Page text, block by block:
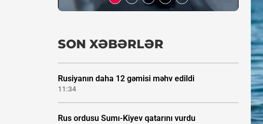
SON XƏBƏRLƏR
Rusiyanın daha 12 gəmisi məhv edildi
11:34
Rus ordusu Sumı-Kiyev qatarını vurdu